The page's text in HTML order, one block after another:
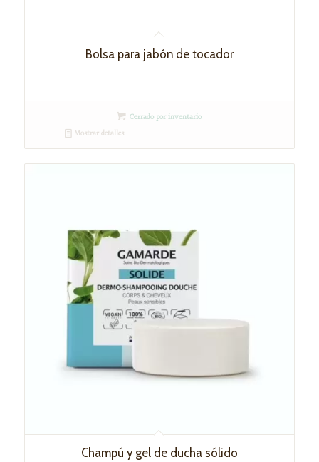
Bolsa para jabón de tocador
Cerrado por inventario
Mostrar detalles
Champú y gel de ducha sólido